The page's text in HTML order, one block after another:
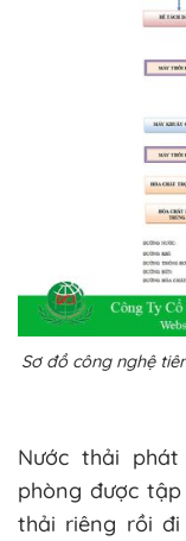
Sơ đồ công nghệ
Nước thải
phòng được
thải riêng rồi